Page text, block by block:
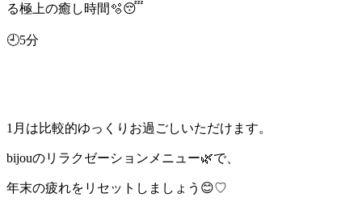
る極上の癒し時間🫧😴
🕘5分
1月は比較的ゆっくりお過ごしいただけます。
bijouのリラクゼーションメニュー🌿で、
年末の疲れをリセットしましょう😊♡